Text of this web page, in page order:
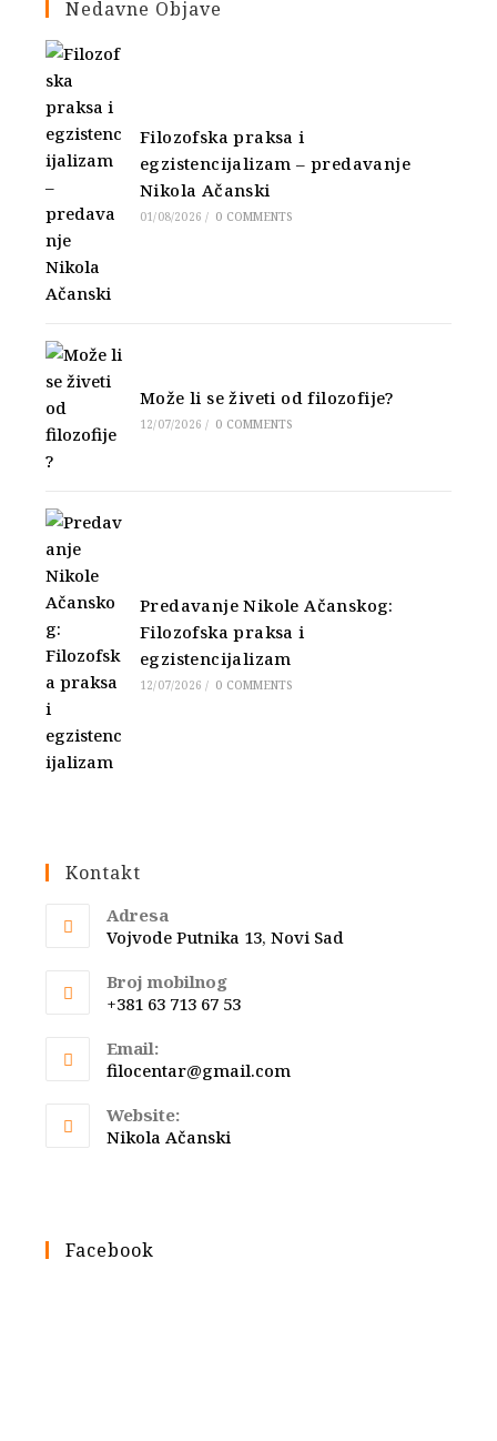
Nedavne Objave
Filozofska praksa i
egzistencijalizam – predavanje
Nikola Ačanski
01/08/2026 / 0 COMMENTS
Može li se živeti od filozofije?
12/07/2026 / 0 COMMENTS
Predavanje Nikole Ačanskog:
Filozofska praksa i
egzistencijalizam
12/07/2026 / 0 COMMENTS
Kontakt
Adresa
Vojvode Putnika 13, Novi Sad
Broj mobilnog
+381 63 713 67 53
Email:
filocentar@gmail.com
Website:
Nikola Ačanski
Facebook